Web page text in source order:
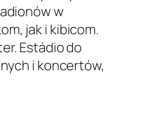
w
jak i kibicom.
Estádio do
i koncertów,